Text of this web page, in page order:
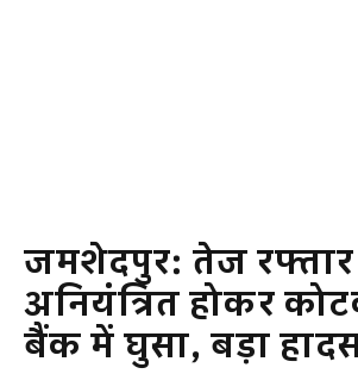
जमशेदपुर: तेज रफ्तार
अनियंत्रित होकर
बैंक में घुसा, बड़ा